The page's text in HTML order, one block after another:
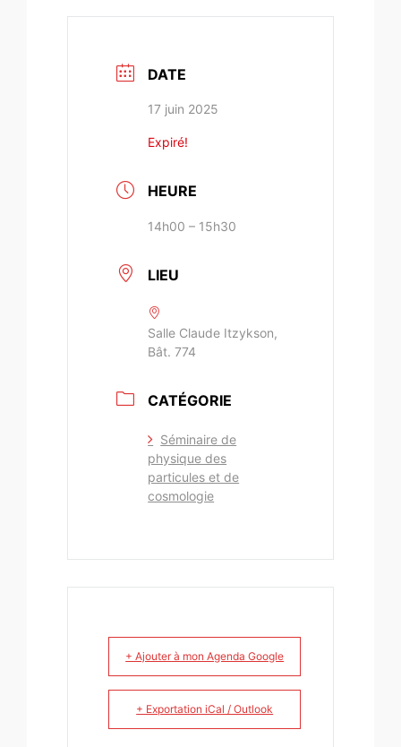
DATE
17 juin 2025
Expiré!
HEURE
14h00 – 15h30
LIEU
Salle Claude Itzykson,
Bât. 774
CATÉGORIE
Séminaire de
physique des
particules et de
cosmologie
+ Ajouter à mon Agenda Google
+ Exportation iCal / Outlook